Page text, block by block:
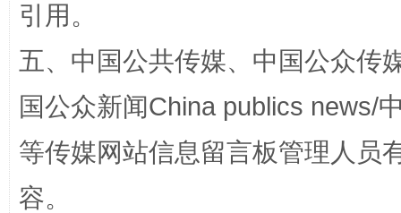
引用。
五、中国公共传媒、中国公众传
国公众新闻China publics news/
等传媒网站信息留言板管理人员
容。